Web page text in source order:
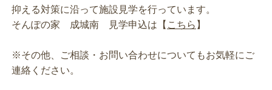
抑える対策に沿って施設見学を行っています。
そんぽの家 成城南 見学申込は【 こちら 】
※その他、ご相談・お問い合わせについてもお気軽にご
連絡ください。